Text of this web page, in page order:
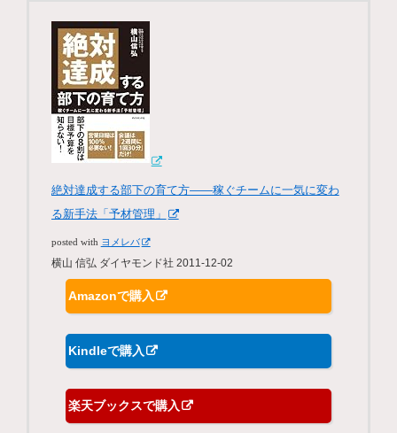
絶対達成する部下の育て方――稼ぐチームに一気に変わ
る新手法「予材管理」
posted with ヨメレバ
横山 信弘 ダイヤモンド社 2011-12-02
Amazonで購入
Kindleで購入
楽天ブックスで購入